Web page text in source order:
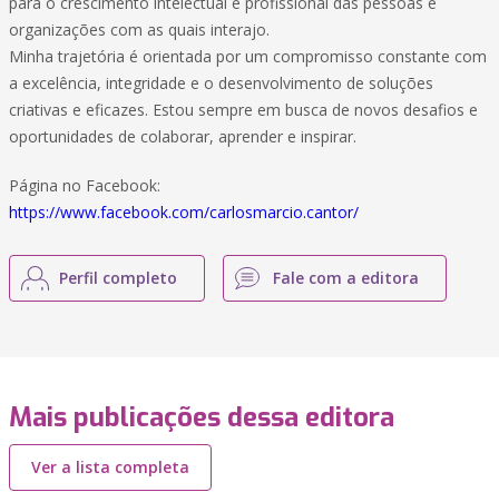
organizações com as quais interajo.
Minha trajetória é orientada por um compromisso constante com
a excelência, integridade e o desenvolvimento de soluções
criativas e eficazes. Estou sempre em busca de novos desafios e
oportunidades de colaborar, aprender e inspirar.
Página no Facebook:
https://www.facebook.com/carlosmarcio.cantor/
Perfil completo Fale com a editora
Mais publicações dessa editora
Ver a lista completa